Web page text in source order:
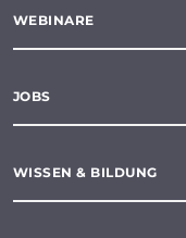
WEBINARE
JOBS
WISSEN & BILDUNG